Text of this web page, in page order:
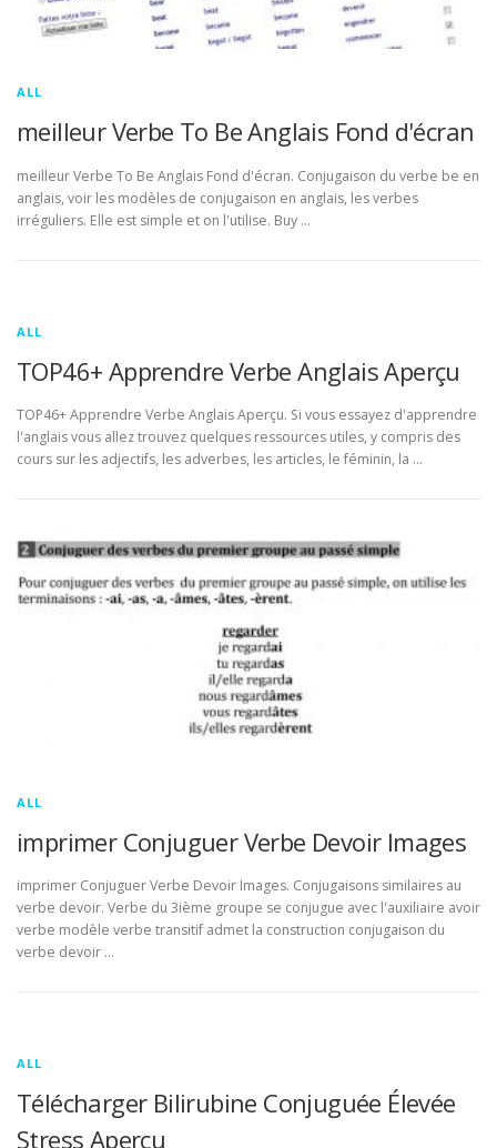
ALL
meilleur Verbe To Be Anglais Fond d'écran
meilleur Verbe To Be Anglais Fond d'écran. Conjugaison du verbe be en
anglais, voir les modèles de conjugaison en anglais, les verbes
irréguliers. Elle est simple et on l'utilise. Buy …
ALL
TOP46+ Apprendre Verbe Anglais Aperçu
TOP46+ Apprendre Verbe Anglais Aperçu. Si vous essayez d'apprendre
l'anglais vous allez trouvez quelques ressources utiles, y compris des
cours sur les adjectifs, les adverbes, les articles, le féminin, la …
ALL
imprimer Conjuguer Verbe Devoir Images
imprimer Conjuguer Verbe Devoir Images. Conjugaisons similaires au
verbe devoir. Verbe du 3ième groupe se conjugue avec l'auxiliaire avoir
verbe modèle verbe transitif admet la construction conjugaison du
verbe devoir …
ALL
Télécharger Bilirubine Conjuguée Élevée
Stress Aperçu